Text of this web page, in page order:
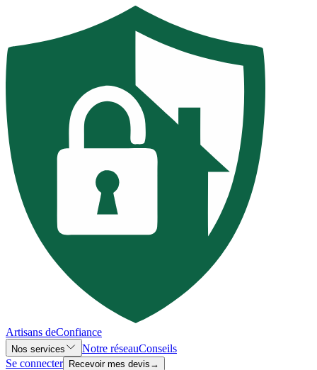
Artisans deConfiance
Nos services Notre réseauConseils
Se connecter
Recevoir mes devis →